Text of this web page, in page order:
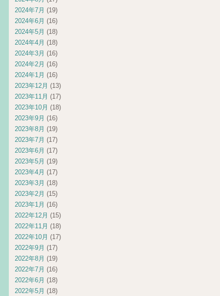
2024年7月 (19)
2024年6月 (16)
2024年5月 (18)
2024年4月 (18)
2024年3月 (16)
2024年2月 (16)
2024年1月 (16)
2023年12月 (13)
2023年11月 (17)
2023年10月 (18)
2023年9月 (16)
2023年8月 (19)
2023年7月 (17)
2023年6月 (17)
2023年5月 (19)
2023年4月 (17)
2023年3月 (18)
2023年2月 (15)
2023年1月 (16)
2022年12月 (15)
2022年11月 (18)
2022年10月 (17)
2022年9月 (17)
2022年8月 (19)
2022年7月 (16)
2022年6月 (18)
2022年5月 (18)